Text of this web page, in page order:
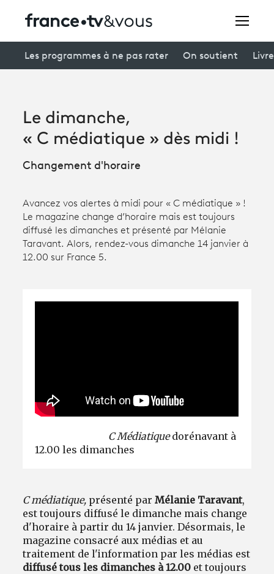
Creators
À votre écoute
Productions et innovation
Programme tv
Les programmes à ne pas rater On soutient
Le dimanche,
« C médiatique » dès midi !
Changement d'horaire
Avancez vos alertes à midi pour « C médiatique » !
Le magazine change d’horaire mais est toujours
diffusé les dimanches et présenté par Mélanie
Taravant. Alors, rendez-vous dimanche 14 janvier à
12.00 sur France 5.
C Médiatiquedorénavant à
12.00 les dimanches
C médiatique, présenté parMélanie Taravant,
est toujours diffusé le dimanche mais change
d'horaire à ​​​​​​partir du 14 janvier. Désormais, le
magazine consacré aux médias et au
traitement de l'information par les médias est
diffusé tous les dimanches à 12.00 et toujours